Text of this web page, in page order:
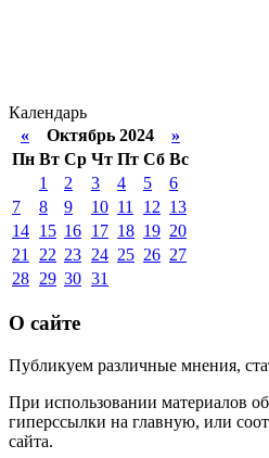
Календарь
« Октябрь 2024 »
Пн Вт Ср Чт Пт Сб Вс
1
2 3 4 5
6
7
8 9 10 11 12 13
14 15 16 17 18 19 20
21
22 23 24 25 26 27
28 29 30 31
О сайте
Публикуем различные мнения,
При использовании материалов
гиперссылки на главную, или
сайта.